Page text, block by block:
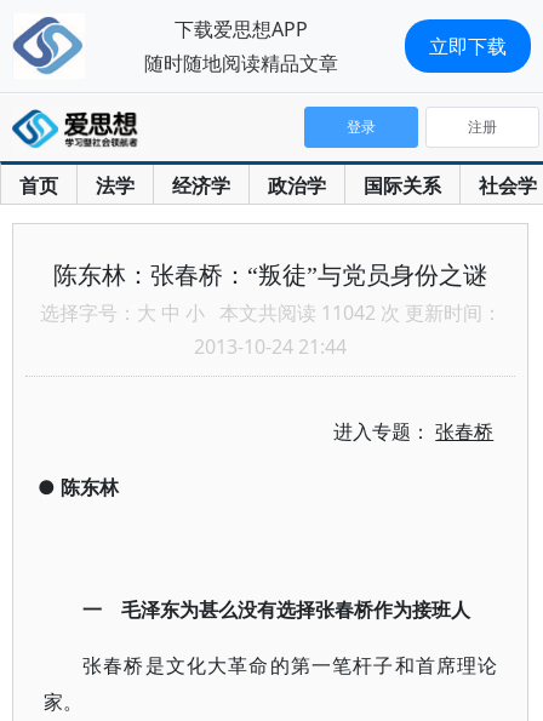
首页 法学 经济学 政治学 国际关系 社会学
登录 注册
陈东林：张春桥：“叛徒”与党员身份之谜
选择字号： 大 中 小 本文共阅读 11042 次 更新时间：
2013-10-24 21:44
进入专题：张春桥
● 陈东林
一 毛泽东为甚么没有选择张春桥作为接班人
张春桥是文化大革命的第一笔杆子和首席理论
家。
下载爱思想APP
随时随地阅读精品文章
立即下载